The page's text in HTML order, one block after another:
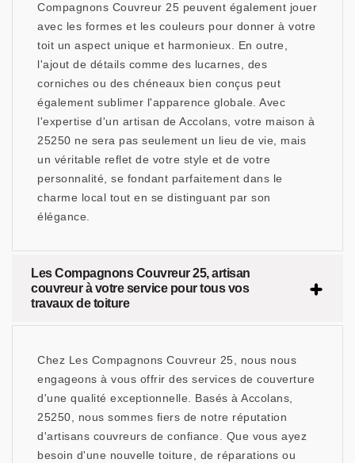
Compagnons Couvreur 25 peuvent également jouer
avec les formes et les couleurs pour donner à votre
toit un aspect unique et harmonieux. En outre,
l'ajout de détails comme des lucarnes, des
corniches ou des chéneaux bien conçus peut
également sublimer l'apparence globale. Avec
l'expertise d'un artisan de Accolans, votre maison à
25250 ne sera pas seulement un lieu de vie, mais
un véritable reflet de votre style et de votre
personnalité, se fondant parfaitement dans le
charme local tout en se distinguant par son
élégance.
Les Compagnons Couvreur 25, artisan
couvreur à votre service pour tous vos
travaux de toiture
Chez Les Compagnons Couvreur 25, nous nous
engageons à vous offrir des services de couverture
d'une qualité exceptionnelle. Basés à Accolans,
25250, nous sommes fiers de notre réputation
d'artisans couvreurs de confiance. Que vous ayez
besoin d'une nouvelle toiture, de réparations ou